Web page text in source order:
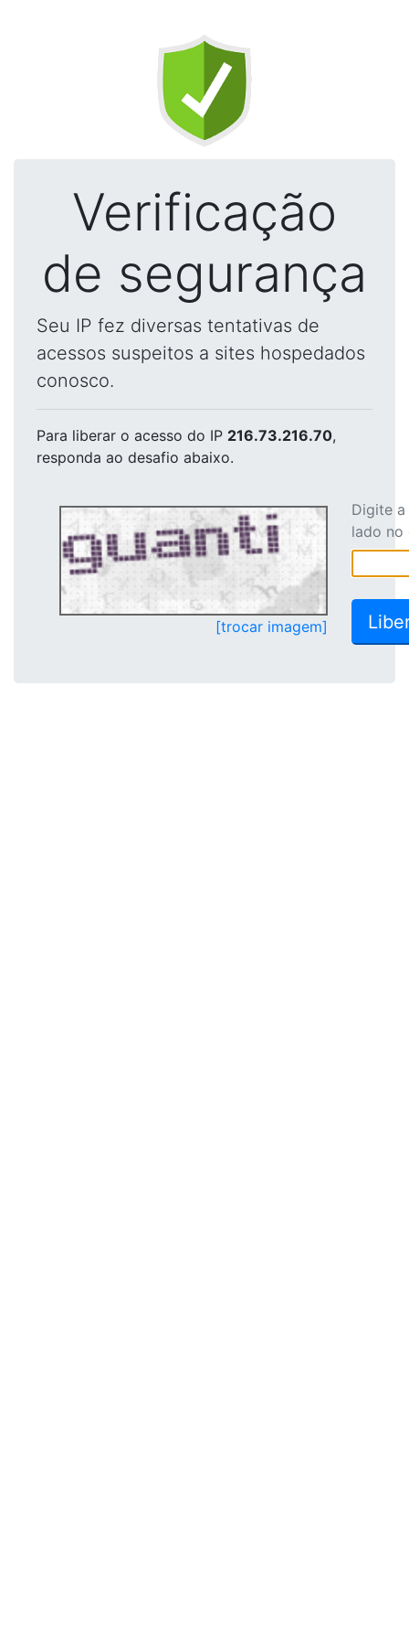
Verificação
de segurança
Seu IP fez diversas tentativas de
acessos suspeitos a sites hospedados
conosco.
Para liberar o acesso do IP 216.73.216.70,
responda ao desafio abaixo.
[trocar imagem]
Digite
lado no